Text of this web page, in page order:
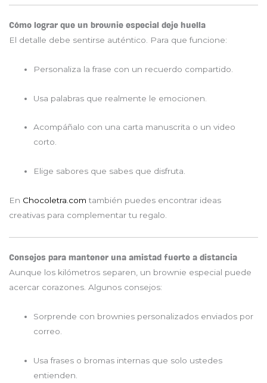
Cómo lograr que un brownie especial deje huella
El detalle debe sentirse auténtico. Para que funcione:
Personaliza la frase con un recuerdo compartido.
Usa palabras que realmente le emocionen.
Acompáñalo con una carta manuscrita o un video
corto.
Elige sabores que sabes que disfruta.
En Chocoletra.com también puedes encontrar ideas
creativas para complementar tu regalo.
Consejos para mantener una amistad fuerte a distancia
Aunque los kilómetros separen, un brownie especial puede
acercar corazones. Algunos consejos:
Sorprende con brownies personalizados enviados por
correo.
Usa frases o bromas internas que solo ustedes
entienden.